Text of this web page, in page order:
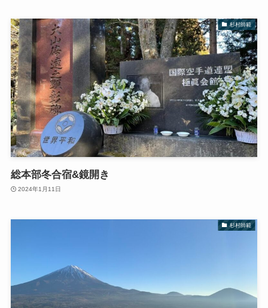
杉村師範
総本部冬合宿&鏡開き
2024年1月11日
杉村師範